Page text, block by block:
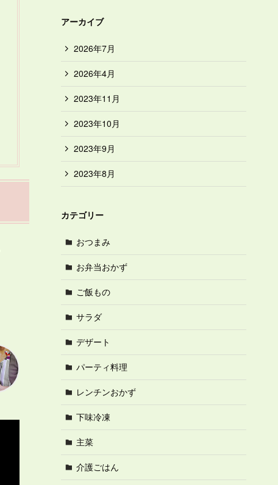
アーカイブ
2026年7月
2026年4月
2023年11月
2023年10月
2023年9月
2023年8月
カテゴリー
おつまみ
お弁当おかず
ご飯もの
サラダ
デザート
パーティ料理
レンチンおかず
下味冷凍
主菜
介護ごはん